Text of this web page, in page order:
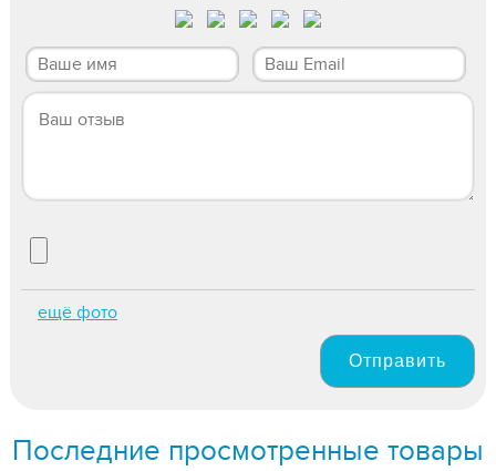
ещё фото
Отправить
Последние просмотренные товары